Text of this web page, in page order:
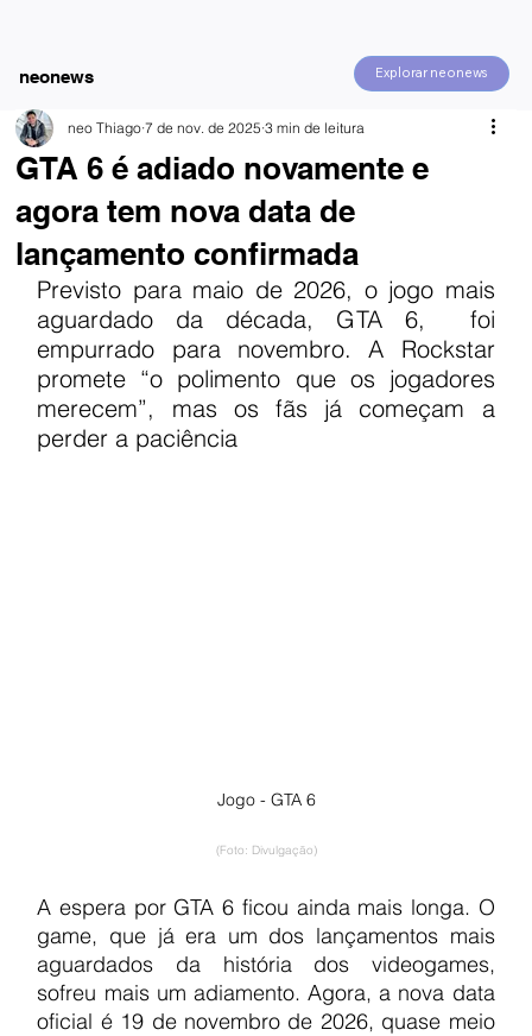
Explorar neonews
neonews
GTA 6 é adiado novamente e
agora tem nova data de
lançamento confirmada
neo Thiago 7 de nov. de 2025 3 min de leitura
Previsto para maio de 2026, o jogo mais
aguardado da década, GTA 6,  foi
empurrado para novembro. A Rockstar
promete “o polimento que os jogadores
merecem”, mas os fãs já começam a
perder a paciência
Jogo - GTA 6
(Foto: Divulgação)
A espera por GTA 6 ficou ainda mais longa. O
game, que já era um dos lançamentos mais
aguardados da história dos videogames,
sofreu mais um adiamento. Agora, a nova data
oficial é 19 de novembro de 2026, quase meio